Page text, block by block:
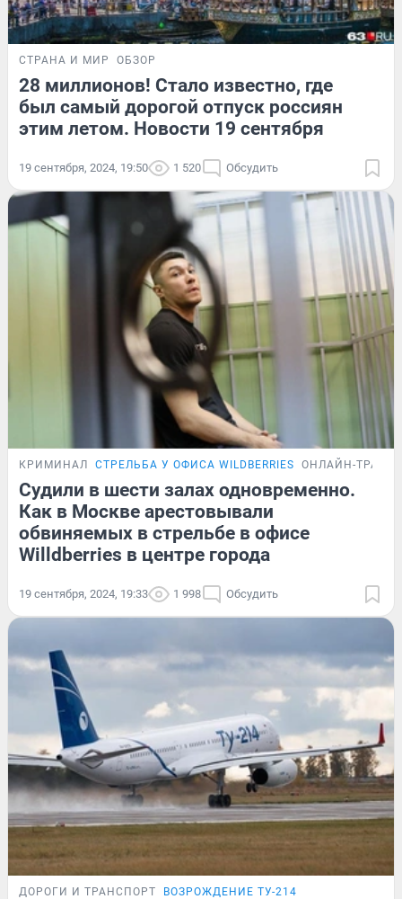
СТРАНА И МИР ОБЗОР
28 миллионов! Стало известно, где
был самый дорогой отпуск россиян
этим летом. Новости 19 сентября
19 сентября, 2024, 19:50 1 520 Обсудить
КРИМИНАЛ СТРЕЛЬБА У ОФИСА WILDBERRIES ОНЛАЙН-
Судили в шести залах одновременно.
Как в Москве арестовывали
обвиняемых в стрельбе в офисе
Willdberries в центре города
19 сентября, 2024, 19:33 1 998 Обсудить
ДОРОГИ И ТРАНСПОРТ ВОЗРОЖДЕНИЕ ТУ-214